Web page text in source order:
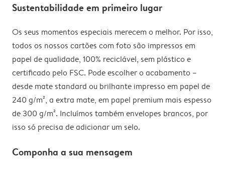
Sustentabilidade em primeiro lugar
Os seus momentos especiais merecem o melhor. Por isso,
todos os nossos cartões com foto são impressos em
papel de qualidade, 100% reciclável, sem plástico e
certificado pelo FSC. Pode escolher o acabamento –
desde mate standard ou brilhante impresso em papel de
240 g/m², a extra mate, em papel premium mais espesso
de 300 g/m². Incluímos também envelopes brancos, por
isso só precisa de adicionar um selo.
Componha a sua mensagem